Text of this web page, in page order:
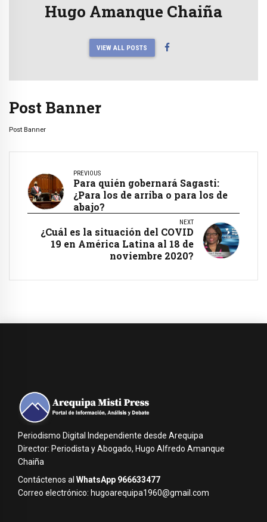
Hugo Amanque Chaiña
VIEW ALL POSTS
Post Banner
Post Banner
PREVIOUS
Para quién gobernará Sagasti:
¿Para los de arriba o para los de
abajo?
NEXT
¿Cuál es la situación del COVID
19 en América Latina al 18 de
noviembre 2020?
Periodismo Digital Independiente desde Arequipa
Director: Periodista y Abogado, Hugo Alfredo Amanque
Chaiña
Contáctenos al WhatsApp 966633477
Correo electrónico: hugoarequipa1960@gmail.com